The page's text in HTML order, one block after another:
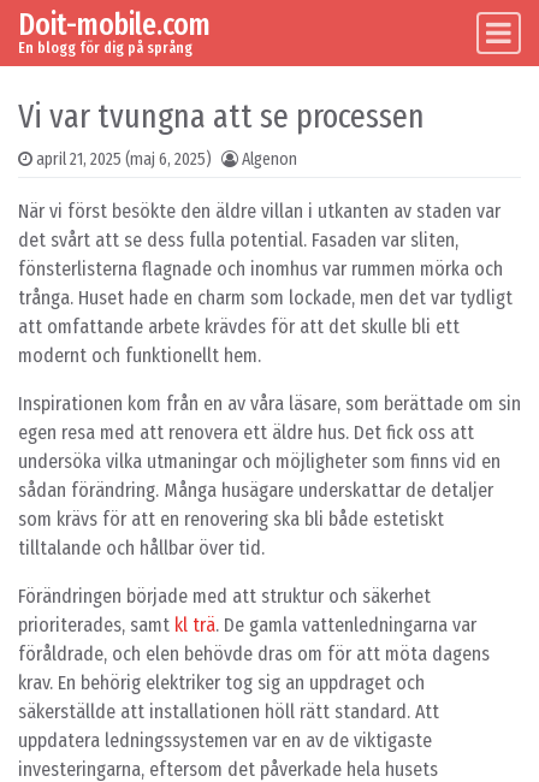
Skip to content
Main Navigation
Doit-mobile.com
En blogg för dig på språng
Vi var tvungna att se processen
april 21, 2025 (maj 6, 2025) Algenon
När vi först besökte den äldre villan i utkanten av staden var
det svårt att se dess fulla potential. Fasaden var sliten,
fönsterlisterna flagnade och inomhus var rummen mörka och
trånga. Huset hade en charm som lockade, men det var tydligt
att omfattande arbete krävdes för att det skulle bli ett
modernt och funktionellt hem.
Inspirationen kom från en av våra läsare, som berättade om sin
egen resa med att renovera ett äldre hus. Det fick oss att
undersöka vilka utmaningar och möjligheter som finns vid en
sådan förändring. Många husägare underskattar de detaljer
som krävs för att en renovering ska bli både estetiskt
tilltalande och hållbar över tid.
Förändringen började med att struktur och säkerhet
prioriterades, samt kl trä. De gamla vattenledningarna var
föråldrade, och elen behövde dras om för att möta dagens
krav. En behörig elektriker tog sig an uppdraget och
säkerställde att installationen höll rätt standard. Att
uppdatera ledningssystemen var en av de viktigaste
investeringarna, eftersom det påverkade hela husets